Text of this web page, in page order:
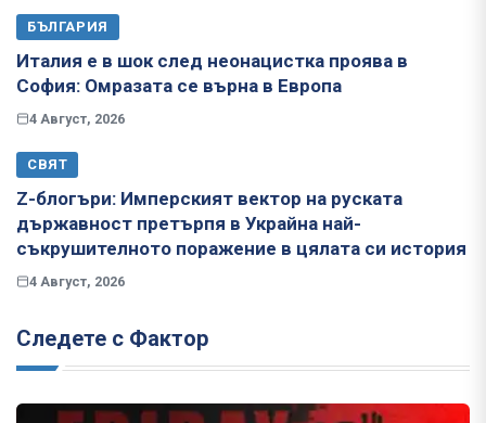
БЪЛГАРИЯ
Италия е в шок след неонацистка проява в
София: Омразата се върна в Европа
4 Август, 2026
СВЯТ
Z-блогъри: Имперският вектор на руската
държавност претърпя в Украйна най-
съкрушителното поражение в цялата си история
4 Август, 2026
Следете с Фактор